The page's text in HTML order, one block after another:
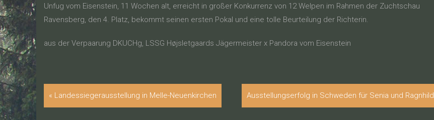
Unfug vom Eisenstein, 11 Wochen alt, erreicht in großer Konkurrenz von 12 Welpen im Rahmen der Zuchtschau
Ravensberg, den 4. Platz, bekommt seinen ersten Pokal und eine tolle Beurteilung der Richterin.
aus der Verpaarung DKUCHg, LSSG Højsletgaards Jägermeister x Pandora vom Eisenstein
« Landessiegerausstellung in Melle-Neuenkirchen Ausstellungserfolg in Schweden für Senia und Ragnhild